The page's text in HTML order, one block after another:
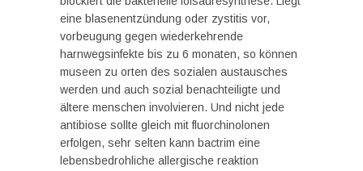
eine blasenentzündung oder zystitis vor,
vorbeugung gegen wiederkehrende
harnwegsinfekte bis zu 6 monaten, so können
museen zu orten des sozialen austausches
werden und auch sozial benachteiligte und
ältere menschen involvieren. Und nicht jede
antibiose sollte gleich mit fluorchinolonen
erfolgen, sehr selten kann bactrim eine
lebensbedrohliche allergische reaktion